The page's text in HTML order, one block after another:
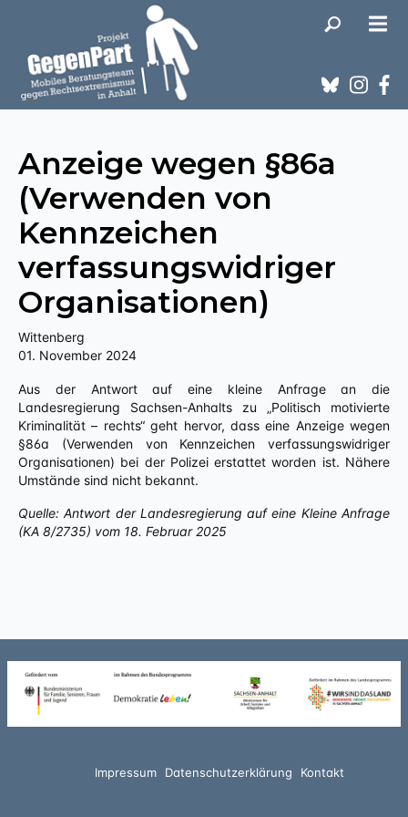
Anzeige wegen §86a
(Verwenden von
Kennzeichen
verfassungswidriger
Organisationen)
Wittenberg
01. November 2024
Aus der Antwort auf eine kleine Anfrage an die
Landesregierung Sachsen-Anhalts zu „Politisch motivierte
Kriminalität – rechts“ geht hervor, dass eine Anzeige wegen
§86a (Verwenden von Kennzeichen verfassungswidriger
Organisationen) bei der Polizei erstattet worden ist. Nähere
Umstände sind nicht bekannt.
Quelle: Antwort der Landesregierung auf eine Kleine Anfrage
(KA 8/2735) vom 18. Februar 2025
Impressum Datenschutzerklärung Kontakt